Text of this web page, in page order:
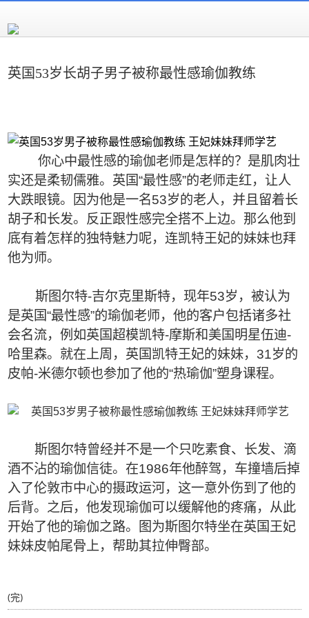
英国53岁长胡子男子被称最性感瑜伽教练
你心中最性感的瑜伽老师是怎样的？是肌肉壮
实还是柔韧儒雅。英国“最性感”的老师走红，让人
大跌眼镜。因为他是一名53岁的老人，并且留着长
胡子和长发。反正跟性感完全搭不上边。那么他到
底有着怎样的独特魅力呢，连凯特王妃的妹妹也拜
他为师。
斯图尔特-吉尔克里斯特，现年53岁，被认为
是英国“最性感”的瑜伽老师，他的客户包括诸多社
会名流，例如英国超模凯特-摩斯和美国明星伍迪-
哈里森。就在上周，英国凯特王妃的妹妹，31岁的
皮帕-米德尔顿也参加了他的“热瑜伽”塑身课程。
斯图尔特曾经并不是一个只吃素食、长发、滴
酒不沾的瑜伽信徒。在1986年他醉驾，车撞墙后掉
入了伦敦市中心的摄政运河，这一意外伤到了他的
后背。之后，他发现瑜伽可以缓解他的疼痛，从此
开始了他的瑜伽之路。图为斯图尔特坐在英国王妃
妹妹皮帕尾骨上，帮助其拉伸臀部。
(完)